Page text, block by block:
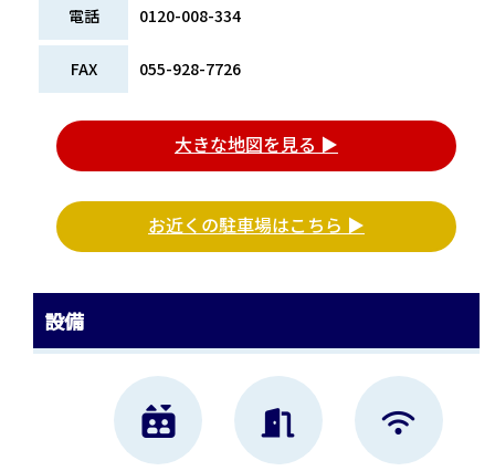
電話 0120-008-334
FAX 055-928-7726
大きな地図を見る ▶
お近くの駐車場はこちら ▶
設備